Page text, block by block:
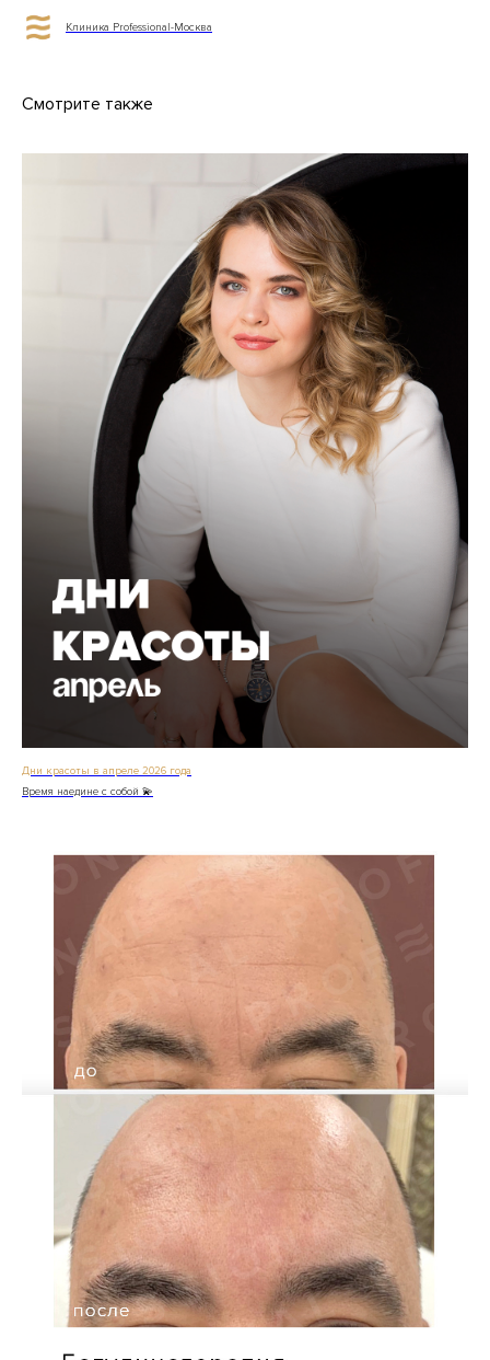
Клиника Professional-Москва
Смотрите также
Дни красоты в апреле 2026 года
Время наедине с собой 💫